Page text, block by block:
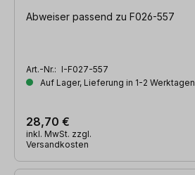
Abweiser passend zu F026-557
Art.-Nr.: I-F027-557
Auf Lager, Lieferung in 1-2 Werktagen
28,70 €
inkl. MwSt. zzgl.
Versandkosten